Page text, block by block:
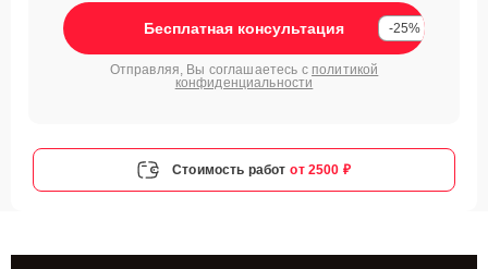
Бесплатная консультация -25%
Отправляя, Вы соглашаетесь с политикой
конфиденциальности
Стоимость работ от 2500 ₽